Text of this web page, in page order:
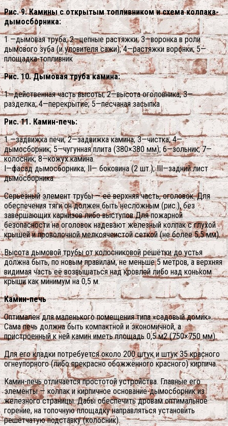
Рис. 9. Камины с открытым топливником и схема колпака-
дымосборника:
1 —дымовая труба; 2—цепные растяжки; 3—воронка в роли
дымового зуба (и уловителя сажи); 4—растяжки воронки; 5—
площадка-топливник
Рис. 10. Дымовая труба камина:
1—действенная часть высоты; 2—высота оголовника; 3—
разделка; 4—перекрытие; 5—песчаная засыпка
Рис. 11. Камин-печь:
1 —задвижка печи; 2—задвижка камина; 3—чистка; 4—
дымосборник; 5—чугунная плита (380×380 мм); 6—зольник; 7—
колосник; 8—кожух камина.
I—фасад дымосборника; II— боковина (2 шт.); III—задний лист
дымосборника
Серьёзный элемент трубы — её верхняя часть, оголовок. Для
обеспечения тяги он должен быть несложным (рис.), без
завершающих карнизов либо выступов Для пожарной
безопасности на оголовок надевают железный колпак с глухой
крышей и проволочной мелкоячеистой сеткой (не более 5,5 мм).
Высота дымовой трубы от колосниковой решётки до устья
должна быть, по новым правилам, не меньше 5 метров, а верхняя
видимая часть её возвышаться над кровлей либо над коньком
крыши как минимум на 0,5 м.
Камин-печь
Оптимален для маленького помещения типа «садовый домик».
Сама печь должна быть компактной и экономичной, а
пристроенный к ней камин иметь площадь 0,5 м2 (750×750 мм).
Для его кладки потребуется около 200 штук и штук 35 красного
огнеупорного (либо прекрасно обожжённого красного) кирпича.
Камин-печь отличается простотой устройства. Главные его
элементы — колпак и кирпичное основание-дымосборник из
железного страницы. Дабы обеспечить дровам оптимальное
горение, на топочную площадку направляться установить
решётчатую подставку (колосник).